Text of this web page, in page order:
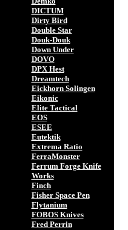
DICTUM
Dirty Bird
Double Star
Douk-Douk
Down Under
DOVO
DPX Hest
Dreamtech
Eickhorn Solingen
Eikonic
Elite Tactical
EOS
ESEE
Eutektik
Extrema Ratio
FerraMonster
Ferrum Forge Knife
Works
Finch
Fisher Space Pen
Flytanium
FOBOS Knives
Fred Perrin